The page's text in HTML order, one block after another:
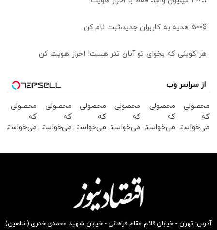
500$ هدیه به کاربران جدید،ثبت نام کن
هر کوینی که بخوای تو آبان تتر هست! احراز هویت کن
از سراسر وب
محصولی
که
می‌خواستی
محصولی
که
می‌خواستی
محصولی
که
می‌خواستی
بخر !
محصولی
که
می‌خواستی
بخر !
محصولی
که
می‌خواستی
محصولی
که
می‌خواستی
آدرس: تهران - خیابان قائم مقام فراهانی - خیابان شهید محمدی خدری (شاهین)